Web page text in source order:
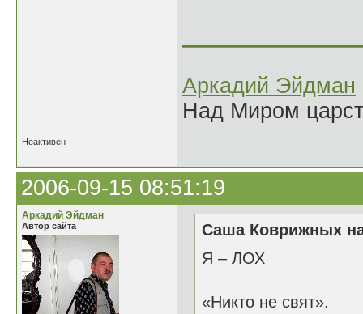
Аркадий Эйдман
Над Миром
Неактивен
2006-09-15 08:51:19
Аркадий Эйдман
Автор сайта
Саша Коврижных
Я – ЛОХ
«Никто не свят».